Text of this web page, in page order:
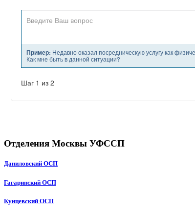
Отделения Москвы УФССП
Даниловский ОСП
Гагаринский ОСП
Кунцевский ОСП